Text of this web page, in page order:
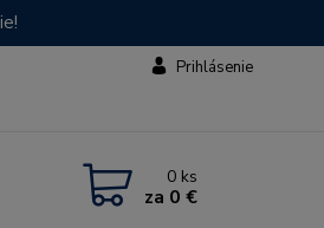
Prihlásenie
0 ks
za 0 €